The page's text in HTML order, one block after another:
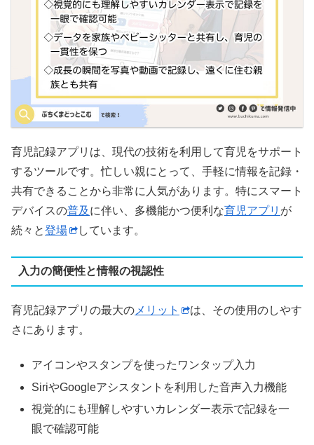
育児記録アプリは、現代の技術を利用して育児をサポート
するツールです。忙しい親にとって、手軽に情報を記録・
共有できることから非常に人気があります。特にスマート
デバイスの普及 に伴い、多機能かつ便利な育児アプリ が
続々と登場 しています。
入力の簡便性と情報の視認性
育児記録アプリの最大の メリット
は、その使用のしやす
さにあります。
アイコンやスタンプを使ったワンタップ入力
SiriやGoogleアシスタントを利用した音声入力機能
視覚的にも理解しやすいカレンダー表示で記録を一
眼で確認可能